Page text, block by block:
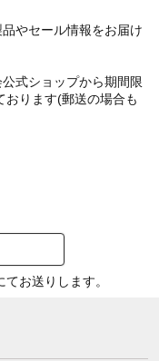
やセール情報をお届け
式ショップから期間限
おります(郵送の場合も
お送りします。